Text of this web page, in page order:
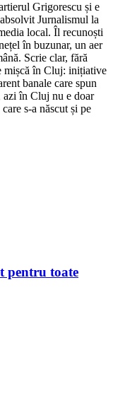
Grigorescu și e
Jurnalismul la
local. Îl recunoști
în buzunar, un aer
Scrie clar, fără
mișcă în Cluj: inițiative
banale care spun
azi în Cluj nu e doar
s-a născut și pe
pentru toate